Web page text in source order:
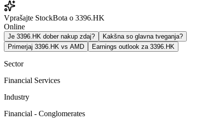
Vprašajte StockBota o 3396.HK
Online
Je 3396.HK dober nakup zdaj?
Kakšna so glavna tveganja?
Primerjaj 3396.HK vs AMD
Earnings outlook za 3396.HK
Sector
Financial Services
Industry
Financial - Conglomerates